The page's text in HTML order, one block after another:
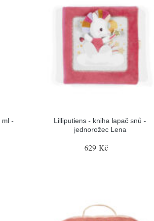
ml -
Lilliputiens - kniha lapač snů -
jednorožec Lena
629 Kč